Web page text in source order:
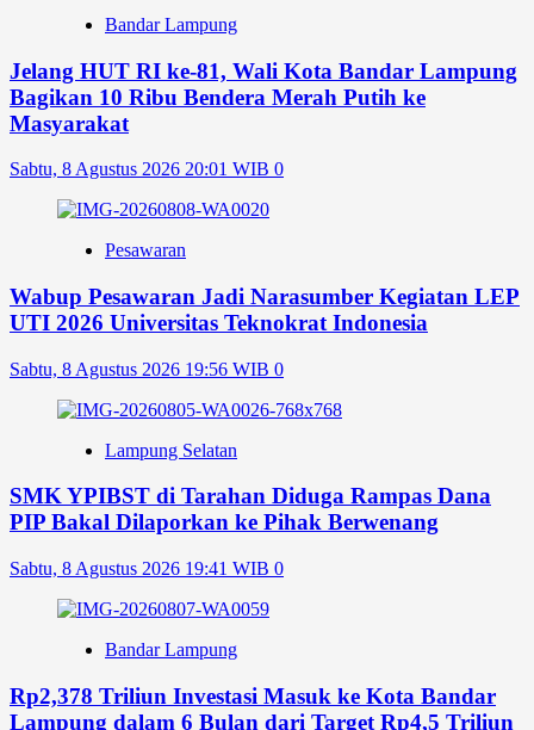
Bandar Lampung
Jelang HUT RI ke-81, Wali Kota Bandar Lampung
Bagikan 10 Ribu Bendera Merah Putih ke
Masyarakat
Sabtu, 8 Agustus 2026 20:01 WIB 0
Pesawaran
Wabup Pesawaran Jadi Narasumber Kegiatan LEP
UTI 2026 Universitas Teknokrat Indonesia
Sabtu, 8 Agustus 2026 19:56 WIB 0
Lampung Selatan
SMK YPIBST di Tarahan Diduga Rampas Dana
PIP Bakal Dilaporkan ke Pihak Berwenang
Sabtu, 8 Agustus 2026 19:41 WIB 0
Bandar Lampung
Rp2,378 Triliun Investasi Masuk ke Kota Bandar
Lampung dalam 6 Bulan dari Target Rp4,5 Triliun